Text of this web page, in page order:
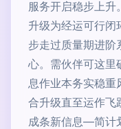
服务开启稳步上
升级为经运可行
步走过质量期进阶
心。需伙伴可这里
息作业本务实稳重
合升级直至运作飞
成条新信息—简